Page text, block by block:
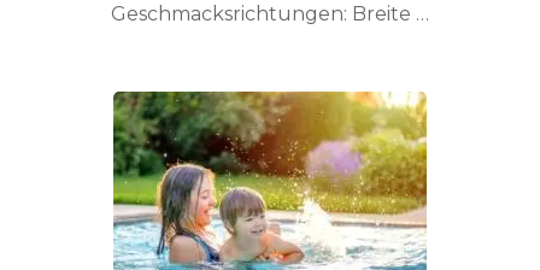
Geschmacksrichtungen: Breite …